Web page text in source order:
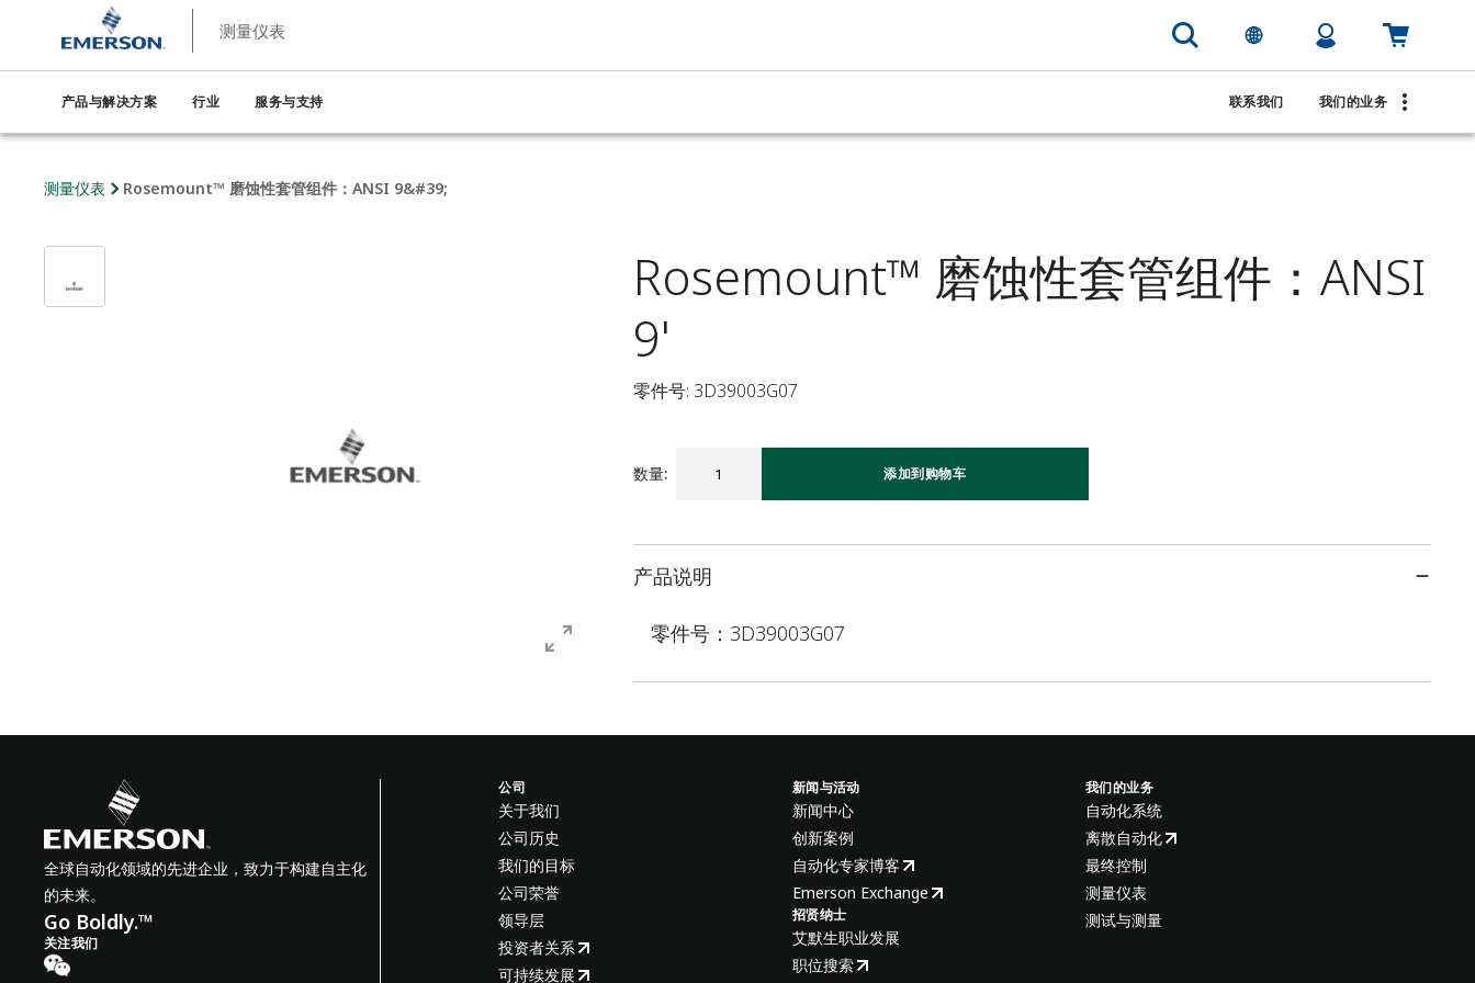
测量仪表
产品与解决方案 行业 服务与支持 联系我们 我们的业务
测量仪表 Rosemount™ 磨蚀性套管组件：ANSI 9&#39;
Rosemount™ 磨蚀性套管组件：ANSI
9'
零件号: 3D39003G07
数量: 添加到购物车
产品说明
零件号：3D39003G07
全球自动化领域的先进企业，致力于构建自主化
的未来。
Go Boldly.™
关注我们
公司
关于我们
公司历史
我们的目标
公司荣誉
领导层
投资者关系
可持续发展
新闻与活动
新闻中心
创新案例
自动化专家博客
Emerson Exchange
招贤纳士
艾默生职业发展
职位搜索
我们的业务
自动化系统
离散自动化
最终控制
测量仪表
测试与测量